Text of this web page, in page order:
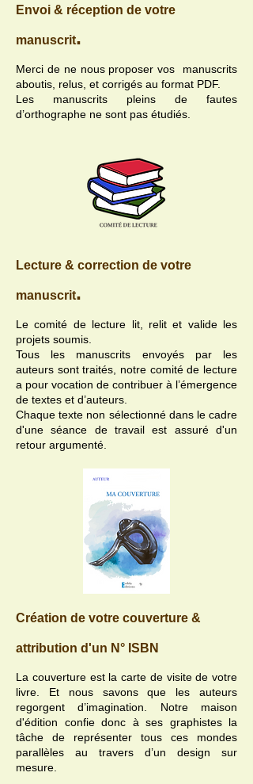
Envoi & réception de votre
manuscrit.
Merci de ne nous proposer vos manuscrits
aboutis, relus, et corrigés au format PDF.
Les manuscrits pleins de fautes
d’orthographe ne sont pas étudiés.
Lecture & correction de votre
manuscrit.
Le comité de lecture lit, relit et valide les
projets soumis.
Tous les manuscrits envoyés par les
auteurs sont traités, notre comité de lecture
a pour vocation de contribuer à l’émergence
de textes et d’auteurs.
Chaque texte non sélectionné dans le cadre
d'une séance de travail est assuré d'un
retour argumenté.
Création de votre couverture &
attribution d'un N° ISBN
La couverture est la carte de visite de votre
livre. Et nous savons que les auteurs
regorgent d’imagination. Notre maison
d'édition confie donc à ses graphistes la
tâche de représenter tous ces mondes
parallèles au travers d’un design sur
mesure.